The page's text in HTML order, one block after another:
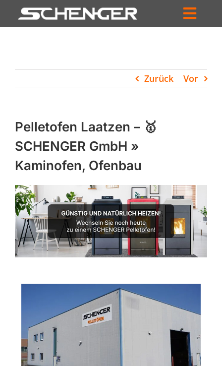
Inhalt
HÄNDLERSUCHE
UNTERNEHMEN
PROFIL
WARENKORB
PRODUCTS
SEARCH
Zurück Vor
Pelletofen Laatzen – 🥇
SCHENGER GmbH »
Kaminofen, Ofenbau